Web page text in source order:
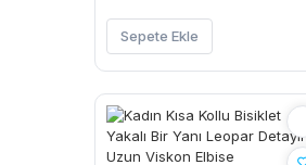
Sepete Ekle